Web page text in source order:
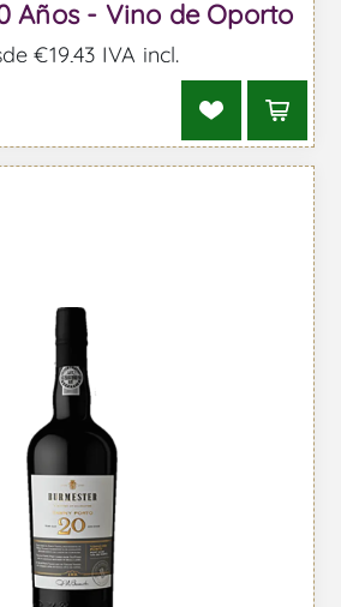
Años - Vino de Oporto
€19,43 IVA incl.